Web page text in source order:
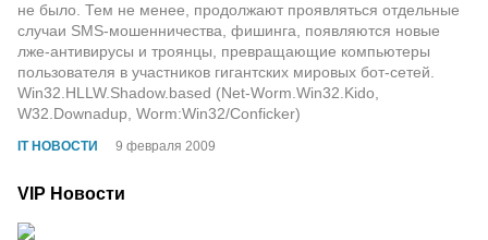
IT НОВОСТИ 9 февраля 2009
не было. Тем не менее, продолжают проявляться отдельные
случаи SMS-мошенничества, фишинга, появляются новые
лже-антивирусы и троянцы, превращающие компьютеры
пользователя в участников гигантских мировых бот-сетей.
Win32.HLLW.Shadow.based (Net-Worm.Win32.Kido,
W32.Downadup, Worm:Win32/Conficker)
VIP Новости